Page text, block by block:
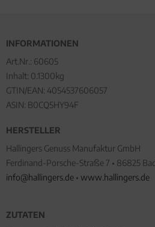
INFORMATIONEN
Art.Nr.: 60605
Inhalt: 0.1300kg
GTIN/EAN: 4054537606057
ASIN: B0CQ5HY94F
HERSTELLER
Hallingers Genuss Manufaktur GmbH
Ferdinand-Porsche-Straße 7 • 86825
info@hallingers.de • www.hallingers.de
ZUTATEN